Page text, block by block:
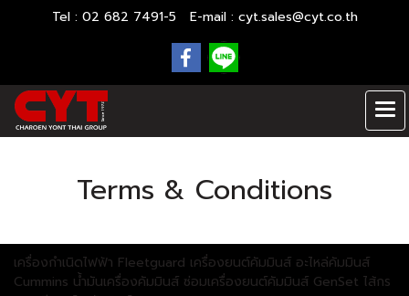
Tel : 02 682 7491-5 E-mail : cyt.sales@cyt.co.th
Terms & Conditions
เครื่องกำเนิดไฟฟ้า Fleetguard เครื่องยนต์คัมมินส์ อะไหล่คัมมินส์
Cummins น้ำมันเครื่องคัมมินส์ ซ่อมเครื่องยนต์คัมมินส์ GenSet ไส้กร